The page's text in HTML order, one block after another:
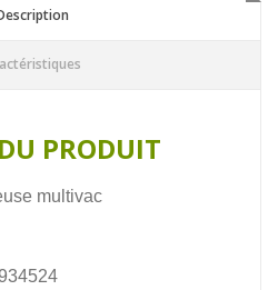
PRODUIT
multivac